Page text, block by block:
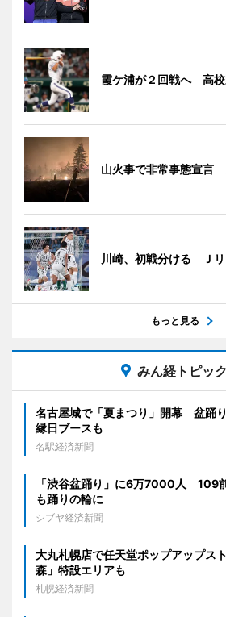
霞ケ浦が２回戦へ 高
山火事で非常事態宣言
川崎、初戦分ける Ｊ
もっと見る
みん経トピッ
名古屋城で「夏まつり」開幕 盆踊
縁日ブースも
名駅経済新聞
「渋谷盆踊り」に6万7000人 109
も踊りの輪に
シブヤ経済新聞
大丸札幌店で任天堂ポップアップ
森」特設エリアも
札幌経済新聞